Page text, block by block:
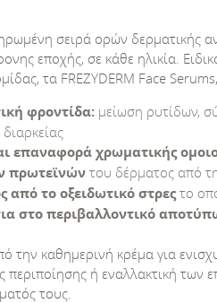
σειρά ορών δερματικής
εποχής, σε κάθε ηλικία.
τα FREZYDERM Face
φροντίδα: μείωση ρυτίδων,
επαναφορά χρωματικής
πρωτεϊνώντου δέρματος από
από το οξειδωτικό στρεςτο
στο περιβαλλοντικό
την καθημερινή κρέμα για
περιποίησης ή εναλλακτική των
τους.